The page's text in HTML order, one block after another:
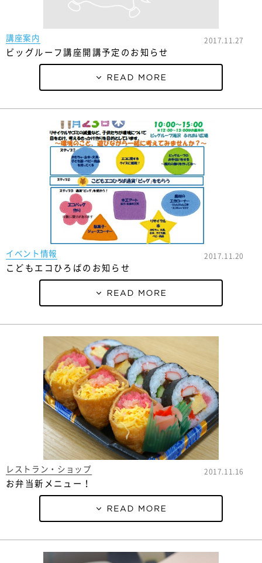
講座案内 2017.11.27
ビッグルーフ講座開講予定のお知らせ
イベント情報 2017.11.20
こどもエコひろばのお知らせ
レストラン・ショップ 2017.11.16
お弁当新メニュー！